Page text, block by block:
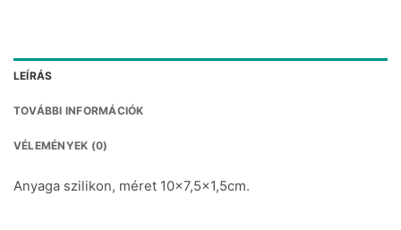
LEÍRÁS
TOVÁBBI INFORMÁCIÓK
VÉLEMÉNYEK (0)
Anyaga szilikon, méret 10×7,5×1,5cm.